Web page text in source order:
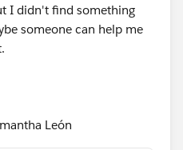
I didn't find something
someone can help me
León